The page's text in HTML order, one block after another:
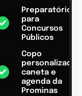
Preparatório
para
Concursos
Públicos
Copo
personalizado,
caneta e
agenda da
Prominas